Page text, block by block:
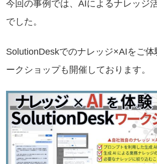
今回の事例では、AIによるナレッジ
でした。
SolutionDeskでのナレッジ×AIをご体
ークショップも開催しております。